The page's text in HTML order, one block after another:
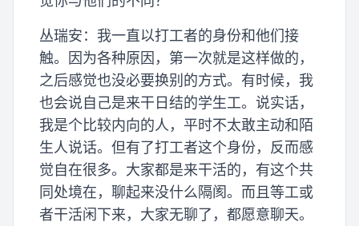
丛瑞安：我一直以打工者的身份和他们接
触。因为各种原因，第一次就是这样做的，
之后感觉也没必要换别的方式。有时候，我
也会说自己是来干日结的学生工。说实话，
我是个比较内向的人，平时不太敢主动和陌
生人说话。但有了打工者这个身份，反而感
觉自在很多。大家都是来干活的，有这个共
同处境在，聊起来没什么隔阂。而且等工或
者干活闲下来，大家无聊了，都愿意聊天。